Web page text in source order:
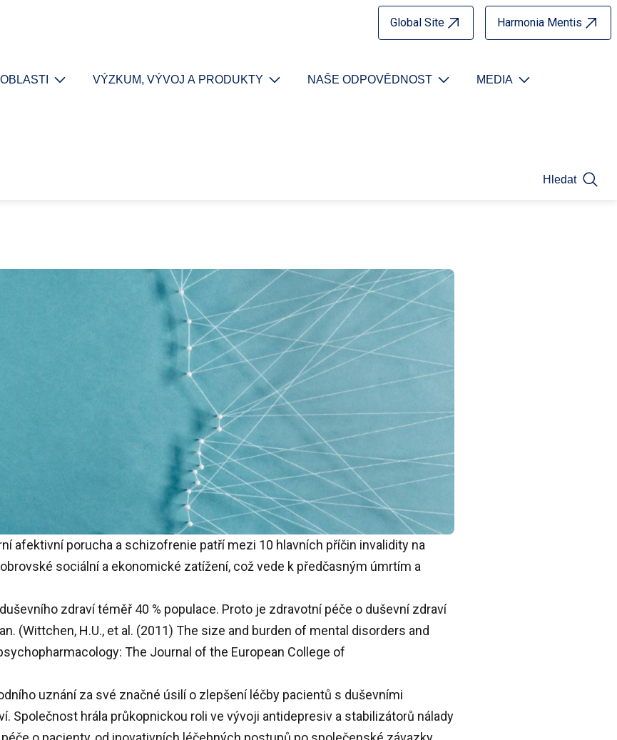
VÝZKUM, VÝVOJ A PRODUKTY NAŠE ODPOVĚDNOST MEDIA
Hledat
Global Site Harmonia Mentis
afektivní porucha a schizofrenie patří mezi 10 hlavních příčin invalidity na
sociální a ekonomické zatížení, což vede k předčasným úmrtím a
zdraví téměř 40 % populace. Proto je zdravotní péče o duševní zdraví
(Wittchen, H.U., et al. (2011) The size and burden of mental disorders and
The Journal of the European College of
uznáníza své značné úsilí o zlepšení léčby pacientů s duševními
. Společnost hrála průkopnickou roli ve vývoji antidepresiv a stabilizátorů nálady